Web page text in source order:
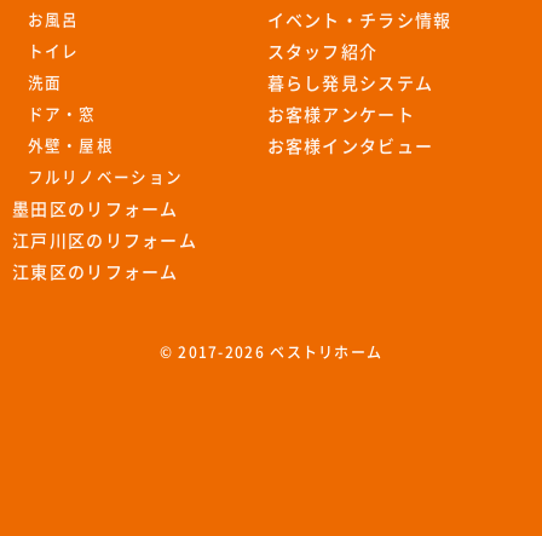
お風呂
トイレ
洗面
ドア・窓
外壁・屋根
フルリノベーション
イベント・チラシ情報
スタッフ紹介
暮らし発見システム
お客様アンケート
お客様インタビュー
墨田区のリフォーム
江戸川区のリフォーム
江東区のリフォーム
© 2017-2026 ベストリホーム